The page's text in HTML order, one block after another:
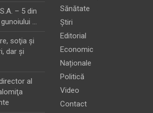
– 5 din
…
soţia şi
dar şi
al
Sănătate
Știri
Editorial
Economic
Naționale
Politică
Video
Contact